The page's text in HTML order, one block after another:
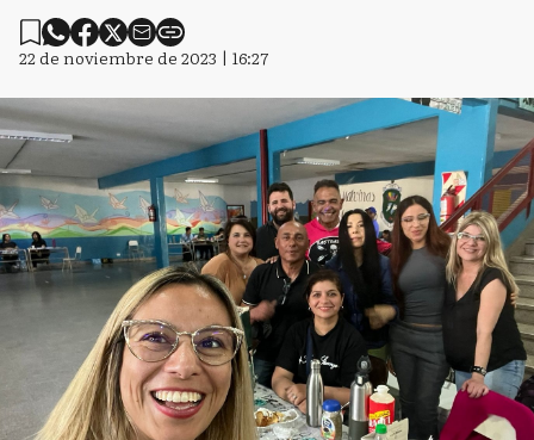
22 de noviembre de 2023 | 16:27